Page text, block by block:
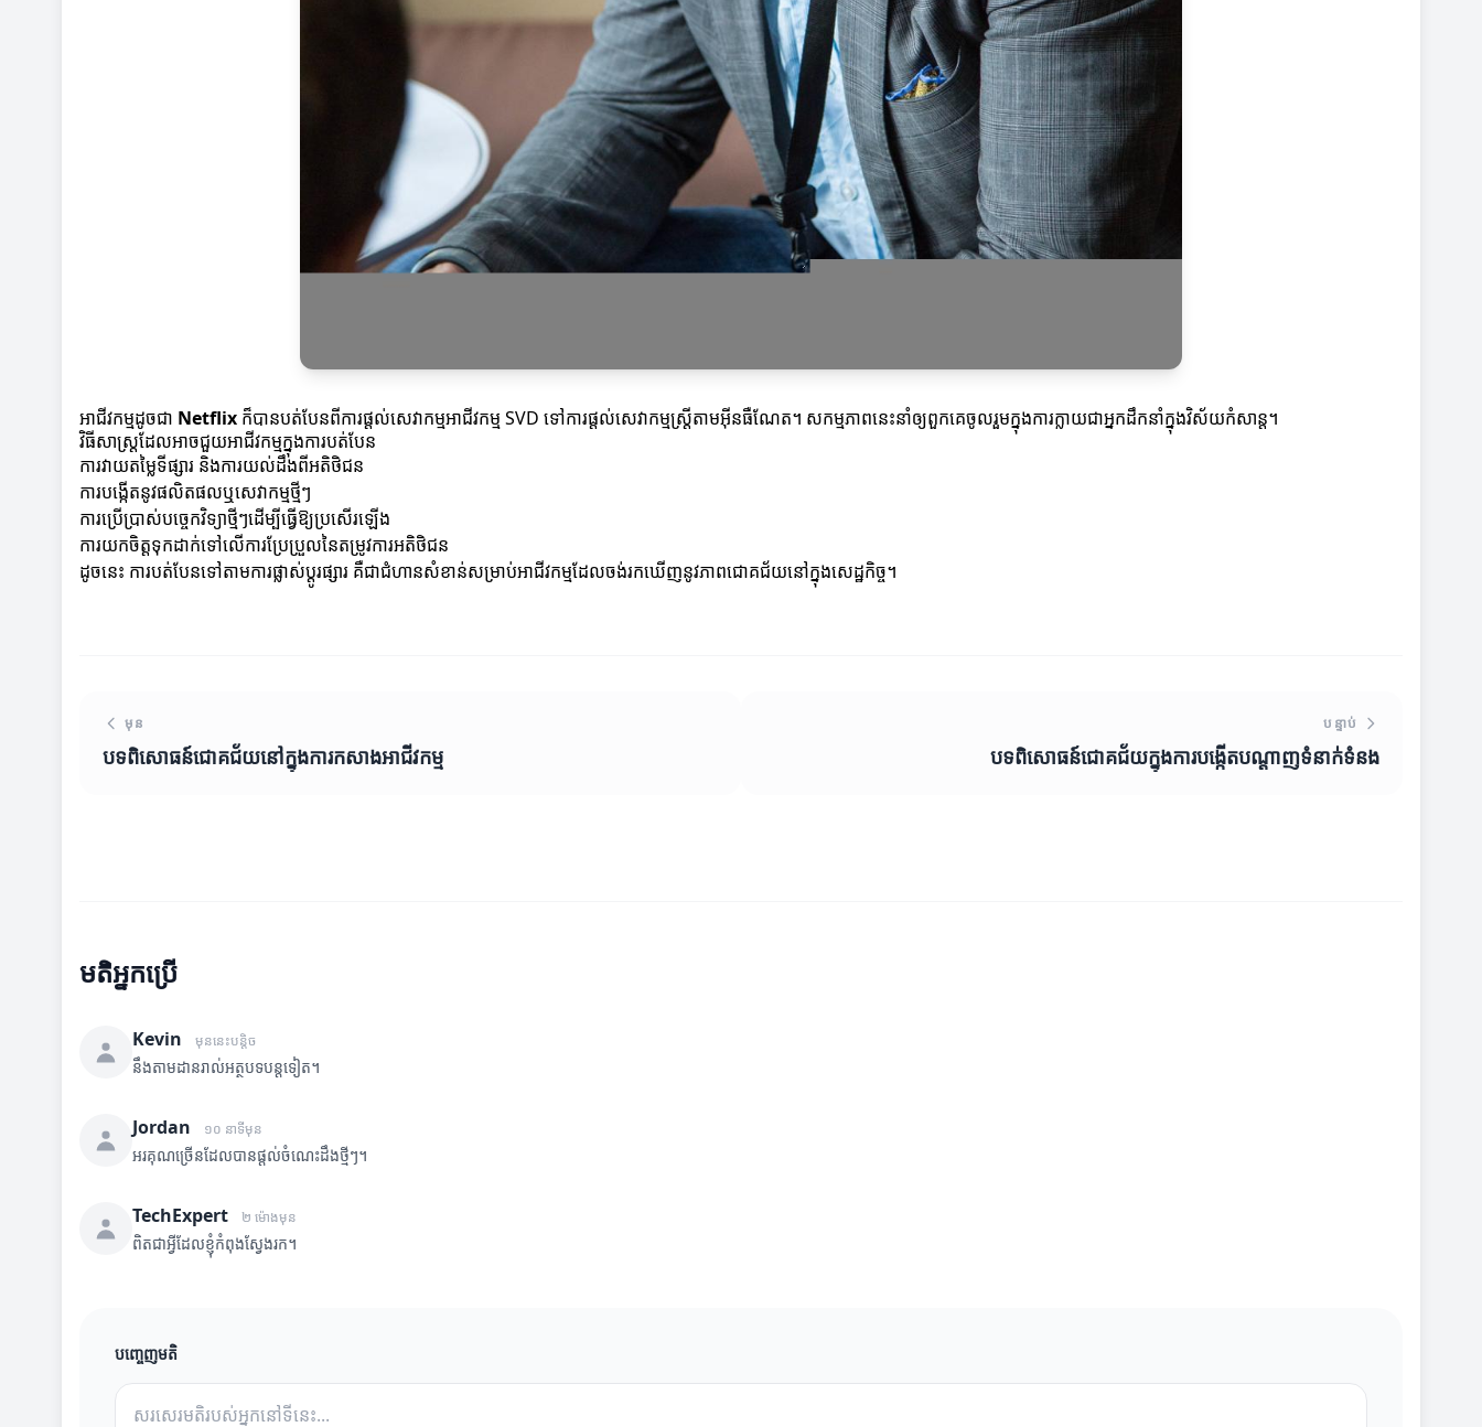
អាជីវកម្មដូចជា Netflix ក៏បានបត់បែនពីការផ្តល់សេវាកម្មអាជីវកម្ម SVD ទៅការផ្តល់សេវាកម្មស្ត្រីតាមអ៊ីនធឺណែត។ សកម្មភាពនេះនាំឲ្យពួកគេចូលរួមក្នុងការក្លាយជាអ្នកដឹកនាំក្នុងវិស័យកំសាន្ត។
វិធីសាស្ត្រដែលអាចជួយអាជីវកម្មក្នុងការបត់បែន
ការវាយតម្លៃទីផ្សារ និងការយល់ដឹងពីអតិថិជន
ការបង្កើតនូវផលិតផលឬសេវាកម្មថ្មីៗ
ការប្រើប្រាស់បច្ចេកវិទ្យាថ្មីៗដើម្បីធ្វើឱ្យប្រសើរឡើង
ការយកចិត្តទុកដាក់ទៅលើការប្រែប្រួលនៃតម្រូវការអតិថិជន
ដូចនេះ ការបត់បែនទៅតាមការផ្លាស់ប្តូរផ្សារ គឺជាជំហានសំខាន់សម្រាប់អាជីវកម្មដែលចង់រកឃើញនូវភាពជោគជ័យនៅក្នុងសេដ្ឋកិច្ច។
មុន
បទពិសោធន៍ជោគជ័យនៅក្នុងការកសាងអាជីវកម្ម
បន្ទាប់
បទពិសោធន៍ជោគជ័យក្នុងការបង្កើតបណ្តាញទំនាក់ទំនង
មតិអ្នកប្រើ
Kevin មុននេះបន្តិច
នឹងតាមដានរាល់អត្ថបទបន្តទៀត។
Jordan ១០ នាទីមុន
អរគុណច្រើនដែលបានផ្តល់ចំណេះដឹងថ្មីៗ។
TechExpert ២ ម៉ោងមុន
ពិតជាអ្វីដែលខ្ញុំកំពុងស្វែងរក។
បញ្ចេញមតិ